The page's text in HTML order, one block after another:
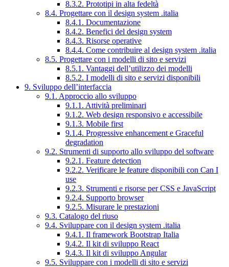
8.3.2. Prototipi in alta fedeltà
8.4. Progettare con il design system .italia
8.4.1. Documentazione
8.4.2. Benefici del design system
8.4.3. Risorse operative
8.4.4. Come contribuire al design system .italia
8.5. Progettare con i modelli di sito e servizi
8.5.1. Vantaggi dell’utilizzo dei modelli
8.5.2. I modelli di sito e servizi disponibili
9. Sviluppo dell’interfaccia
9.1. Approccio allo sviluppo
9.1.1. Attività preliminari
9.1.2. Web design responsivo e accessibile
9.1.3. Mobile first
9.1.4. Progressive enhancement e Graceful
degradation
9.2. Strumenti di supporto allo sviluppo del software
9.2.1. Feature detection
9.2.2. Verificare le feature disponibili con Can I
use
9.2.3. Strumenti e risorse per CSS e JavaScript
9.2.4. Supporto browser
9.2.5. Misurare le prestazioni
9.3. Catalogo del riuso
9.4. Sviluppare con il design system .italia
9.4.1. Il framework Bootstrap Italia
9.4.2. Il kit di sviluppo React
9.4.3. Il kit di sviluppo Angular
9.5. Sviluppare con i modelli di sito e servizi